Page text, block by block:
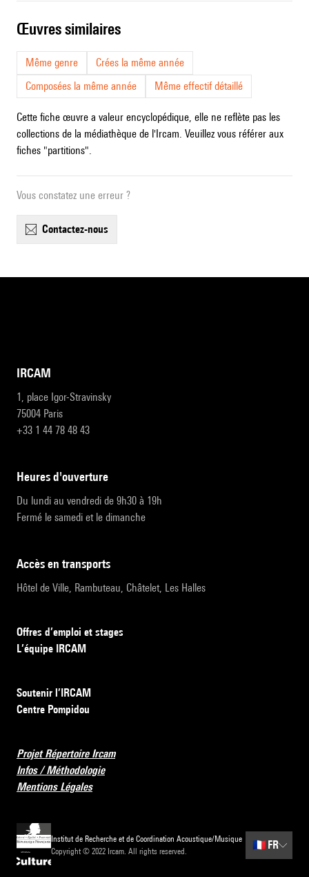
œuvres similaires
Même genre
Crées la même année
Composées la même année
Même effectif détaillé
Cette fiche œuvre a valeur encyclopédique, elle ne reflète pas les
collections de la médiathèque de l'Ircam. Veuillez vous référer aux
fiches "partitions".
Vous constatez une erreur ?
contactez-nous
IRCAM
1, place Igor-Stravinsky
75004 Paris
+33 1 44 78 48 43
heures d'ouverture
Du lundi au vendredi de 9h30 à 19h
Fermé le samedi et le dimanche
accès en transports
Hôtel de Ville, Rambuteau, Châtelet, Les Halles
Offres d’emploi et stages
L’équipe IRCAM
Soutenir l’IRCAM
Centre Pompidou
Projet Répertoire Ircam
Infos / Méthodologie
Mentions Légales
Institut de Recherche et de Coordination Acoustique/Musique
Copyright © 2022 Ircam. All rights reserved.
🇫🇷 FR